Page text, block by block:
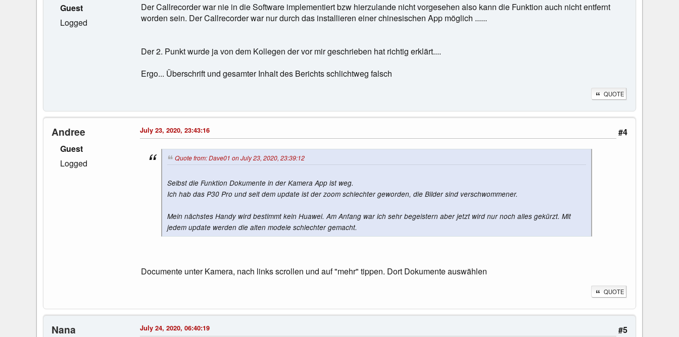
Guest
Logged
Der Callrecorder war nie in die Software implementiert bzw hierzulande nicht vorgesehen also kann die Funktion auch nicht entfernt
worden sein. Der Callrecorder war nur durch das installieren einer chinesischen App möglich ......
Der 2. Punkt wurde ja von dem Kollegen der vor mir geschrieben hat richtig erklärt....
Ergo... Überschrift und gesamter Inhalt des Berichts schlichtweg falsch
QUOTE
Andree
Guest
Logged
#4
July 23, 2020, 23:43:16
Quote from: Dave01 on July 23, 2020, 23:39:12
Selbst die Funktion Dokumente in der Kamera App ist weg.
Ich hab das P30 Pro und seit dem update ist der zoom schlechter geworden, die Bilder sind verschwommener.
Mein nächstes Handy wird bestimmt kein Huawei. Am Anfang war ich sehr begeistern aber jetzt wird nur noch alles gekürzt. Mit
jedem update werden die alten modele schlechter gemacht.
Documente unter Kamera, nach links scrollen und auf "mehr" tippen. Dort Dokumente auswählen
QUOTE
Nana #5
July 24, 2020, 06:40:19